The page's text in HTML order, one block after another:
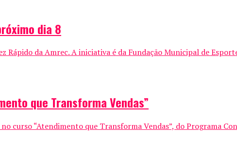
dia 8
Rápido da Amrec. A iniciativa é da Fundação Municipal de
que Transforma Vendas”
curso “Atendimento que Transforma Vendas”, do Programa